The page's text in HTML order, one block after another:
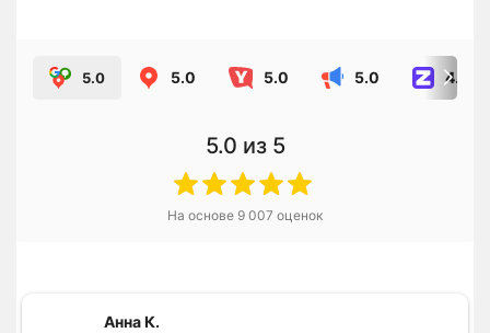
5.0 5.0 5.0 5.0 4.8
5.0 из 5
На основе 9 007 оценок
Анна К.